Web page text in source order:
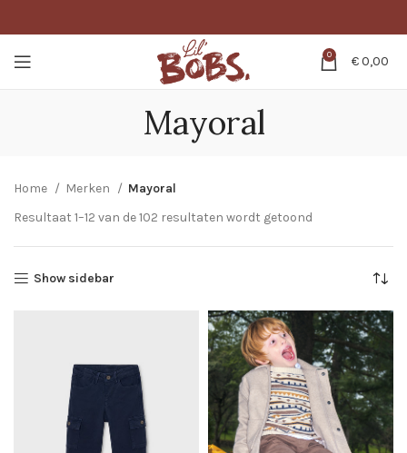
0 €0,00
Mayoral
Home Merken
Mayoral
Resultaat 1–12 van de 102 resultaten wordt getoond
Show sidebar